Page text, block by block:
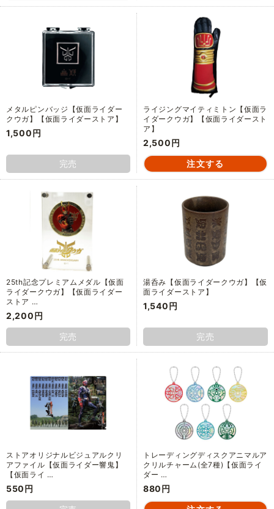
メタルピンバッジ【仮面ライダー
クウガ】【仮面ライダーストア】
1,500円
完売
ライジングマイティミトン【仮面ラ
イダークウガ】【仮面ライダースト
ア】
2,500円
25th記念プレミアムメダル【仮面
ライダークウガ】【仮面ライダー
ストア …
2,200円
完売
湯呑み【仮面ライダークウガ】【仮
面ライダーストア】
1,540円
完売
ストアオリジナルビジュアルクリ
アファイル【仮面ライダー響鬼】
【仮面ライ …
550円
トレーディングディスクアニマルア
クリルチャーム(全7種)【仮面ライ
ダー …
880円